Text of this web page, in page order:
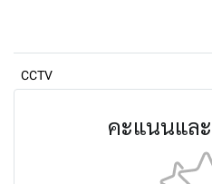
CCTV
คะแนนแล